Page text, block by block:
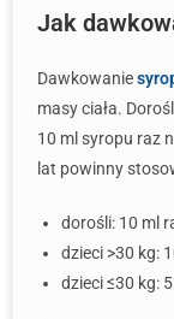
Jak
Dawkowanie
masy ciała.
10 ml syropu raz
lat powinny
dorośli: 10 ml
dzieci >30 kg:
dzieci ≤30 kg: